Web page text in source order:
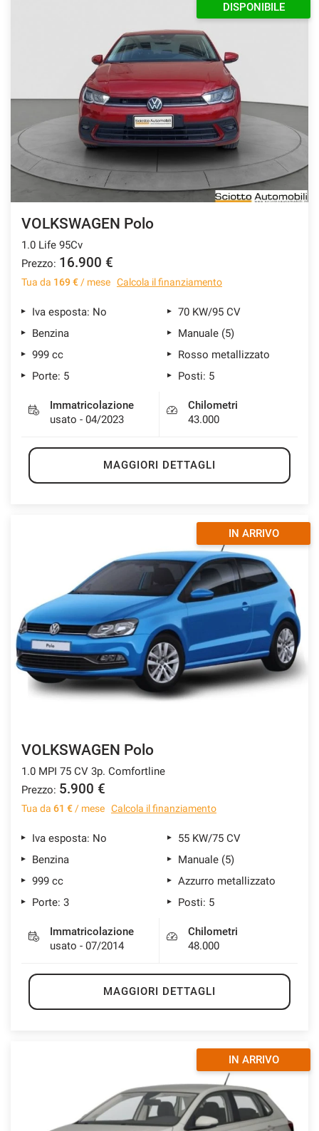
DISPONIBILE
VOLKSWAGEN Polo
1.0 Life 95Cv
Prezzo: 16.900 €
Tua da 169 €/ mese Calcola il finanziamento
Iva esposta: No
70 KW/95 CV
Benzina
Manuale (5)
999 cc
Rosso metallizzato
Porte: 5
Posti: 5
Immatricolazione
usato - 04/2023
Chilometri
43.000
MAGGIORI DETTAGLI
IN ARRIVO
VOLKSWAGEN Polo
1.0 MPI 75 CV 3p. Comfortline
Prezzo: 5.900 €
Tua da 61 €/ mese Calcola il finanziamento
Iva esposta: No
55 KW/75 CV
Benzina
Manuale (5)
999 cc
Azzurro metallizzato
Porte: 3
Posti: 5
Immatricolazione
usato - 07/2014
Chilometri
48.000
MAGGIORI DETTAGLI
IN ARRIVO